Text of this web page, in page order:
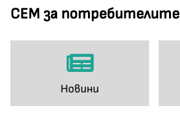
СЕМ за потребителите
Новини